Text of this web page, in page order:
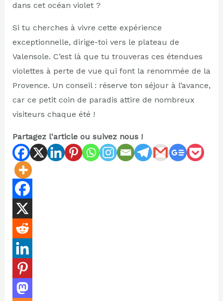
dans cet océan violet ?
Si tu cherches à vivre cette expérience
exceptionnelle, dirige-toi vers le plateau de
Valensole. C’est là que tu trouveras ces étendues
violettes à perte de vue qui font la renommée de la
Provence. Un conseil : réserve ton séjour à l’avance,
car ce petit coin de paradis attire de nombreux
visiteurs chaque été !
Partagez l'article ou suivez nous !